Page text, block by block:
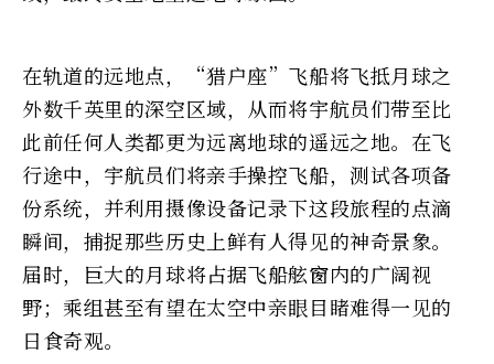
在轨道的远地点，“猎户座”飞船将飞抵月球之
外数千英里的深空区域，从而将宇航员们带至比
此前任何人类都更为远离地球的遥远之地。在飞
行途中，宇航员们将亲手操控飞船，测试各项备
份系统，并利用摄像设备记录下这段旅程的点滴
瞬间，捕捉那些历史上鲜有人得见的神奇景象。
届时，巨大的月球将占据飞船舷窗内的广阔视
野；乘组甚至有望在太空中亲眼目睹难得一见的
日食奇观。